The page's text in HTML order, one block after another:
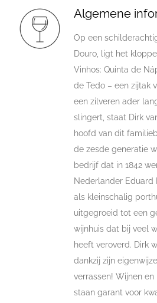
Algemene
Op een
Douro, ligt het
Vinhos: Quinta de
de Tedo – een zijtak
een zilveren ader
slingert, staat Dirk
hoofd van dit
de zesde generatie
bedrijf dat in 1842
Nederlander Eduard
als kleinschalig
uitgegroeid tot een
wijnhuis dat bij veel
heeft veroverd. Dirk
dankzij zijn
verrassen! Wijnen
staan garant voor